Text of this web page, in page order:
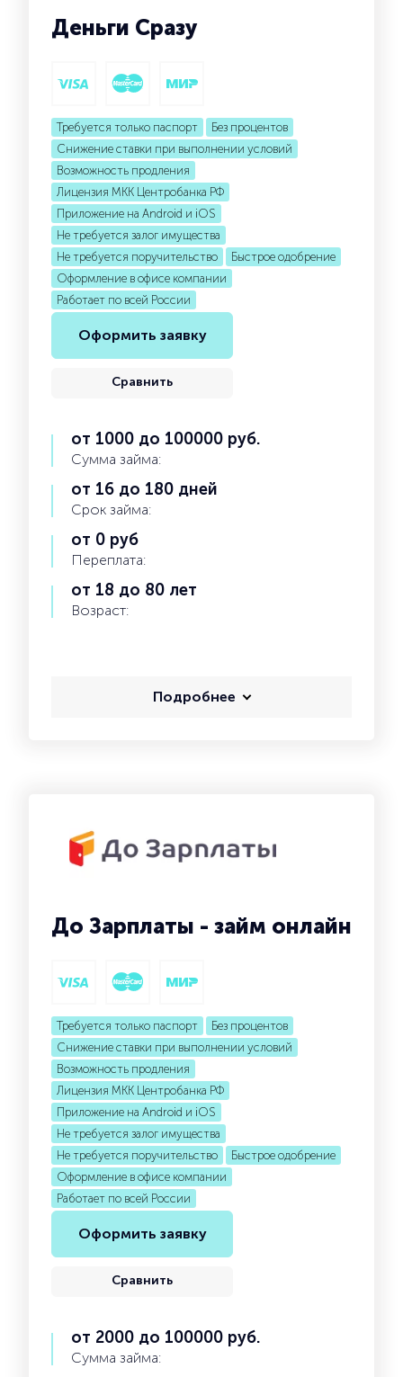
Деньги Сразу
Требуется только паспорт
Без процентов
Снижение ставки при выполнении условий
Возможность продления
Лицензия МКК Центробанка РФ
Приложение на Android и iOS
Не требуется залог имущества
Не требуется поручительство
Быстрое одобрение
Оформление в офисе компании
Работает по всей России
Оформить заявку
Сравнить
от 1000 до 100000 руб.
Сумма займа:
от 16 до 180 дней
Срок займа:
от 0 руб
Переплата:
от 18 до 80 лет
Возраст:
Подробнее
До Зарплаты - займ онлайн
Требуется только паспорт
Без процентов
Снижение ставки при выполнении условий
Возможность продления
Лицензия МКК Центробанка РФ
Приложение на Android и iOS
Не требуется залог имущества
Не требуется поручительство
Быстрое одобрение
Оформление в офисе компании
Работает по всей России
Оформить заявку
Сравнить
от 2000 до 100000 руб.
Сумма займа: